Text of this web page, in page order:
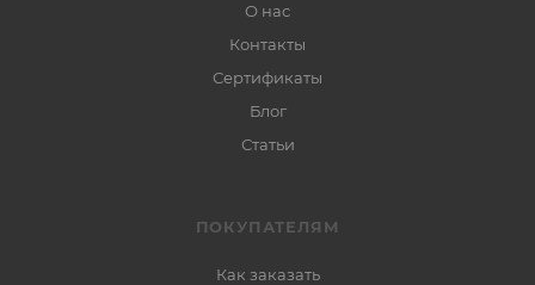
О нас
Контакты
Сертификаты
Блог
Статьи
ПОКУПАТЕЛЯМ
Как заказать